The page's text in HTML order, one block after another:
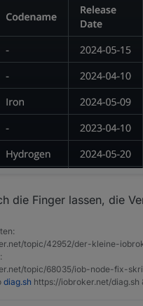
die Finger lassen, die
topic/42952/der-kleine-
topic/68035/iob-node-fix-
diag.sh https://iobroker.net/diag.sh